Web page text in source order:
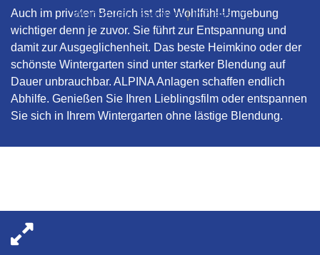
Auch im privaten Bereich ist die Wohlfühl-Umgebung
wichtiger denn je zuvor. Sie führt zur Entspannung und
damit zur Ausgeglichenheit. Das beste Heimkino oder der
schönste Wintergarten sind unter starker Blendung auf
Dauer unbrauchbar. ALPINA Anlagen schaffen endlich
Abhilfe. Genießen Sie Ihren Lieblingsfilm oder entspannen
Sie sich in Ihrem Wintergarten ohne lästige Blendung.
Weitere Informationen|Impressum